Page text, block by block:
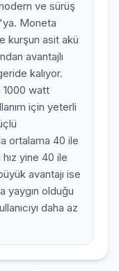
ve sürüş
Moneta
kurşun asit akü
avantajlı
kalıyor.
watt
için yeterli
ortalama 40 ile
yine 40 ile
avantajı ise
yaygın olduğu
daha az